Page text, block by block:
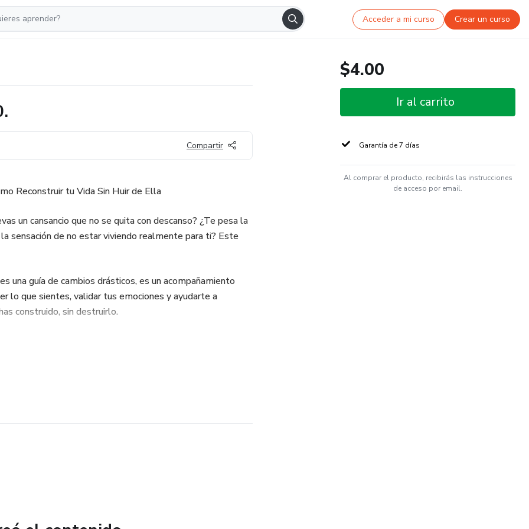
Acceder a mi curso Crear un curso
Compartir
Reconstruir tu Vida Sin Huir de Ella
un cansancio que no se quita con descanso? ¿Te pesa la
sensación de no estar viviendo realmente para ti? Este
una guía de cambios drásticos, es un acompañamiento
lo que sientes, validar tus emociones y ayudarte a
construido, sin destruirlo.
$4.00
Ir al carrito
Garantía de 7 días
Al comprar el producto, recibirás las instrucciones
de acceso por email.